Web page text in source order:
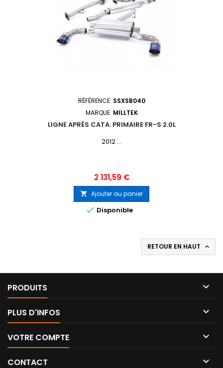
RÉFÉRENCE: SSXSB040
MARQUE: MILLTEK
LIGNE APRÈS CATA. PRIMAIRE FR-S 2.0L
2012 ...
Prix
2 131,59 €
 Ajouter au panier
 Disponible
RETOUR EN HAUT 
PRODUITS 
PLUS D'INFOS 
VOTRE COMPTE 
CONTACT 